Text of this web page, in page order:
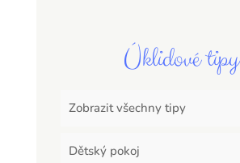
Úklidové tipy
Zobrazit všechny tipy
Dětský pokoj